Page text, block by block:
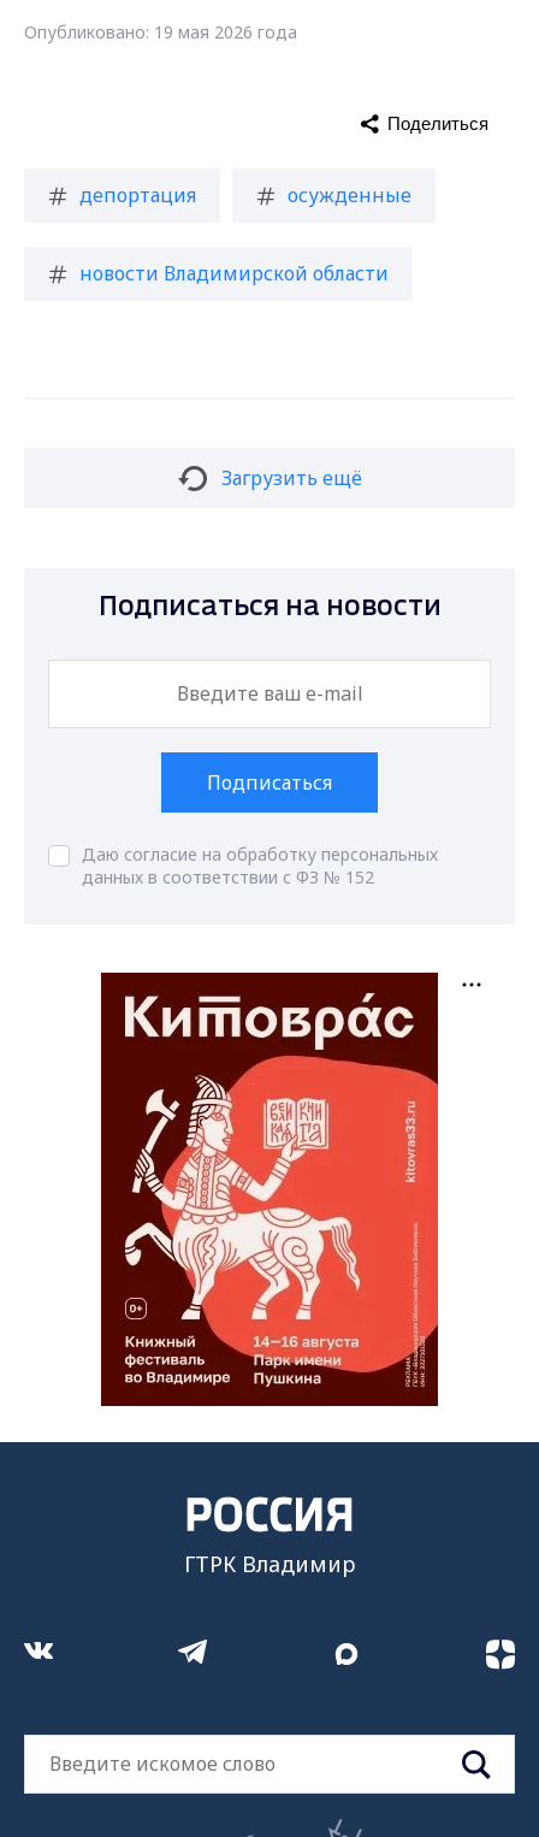
Опубликовано: 19 мая 2026 года
депортация осужденные
новости Владимирской области
Поделиться
Загрузить ещё
Подписаться на новости
Подписаться
Даю согласие на обработку персональных
данных в соответствии с ФЗ № 152
ГТРК Владимир